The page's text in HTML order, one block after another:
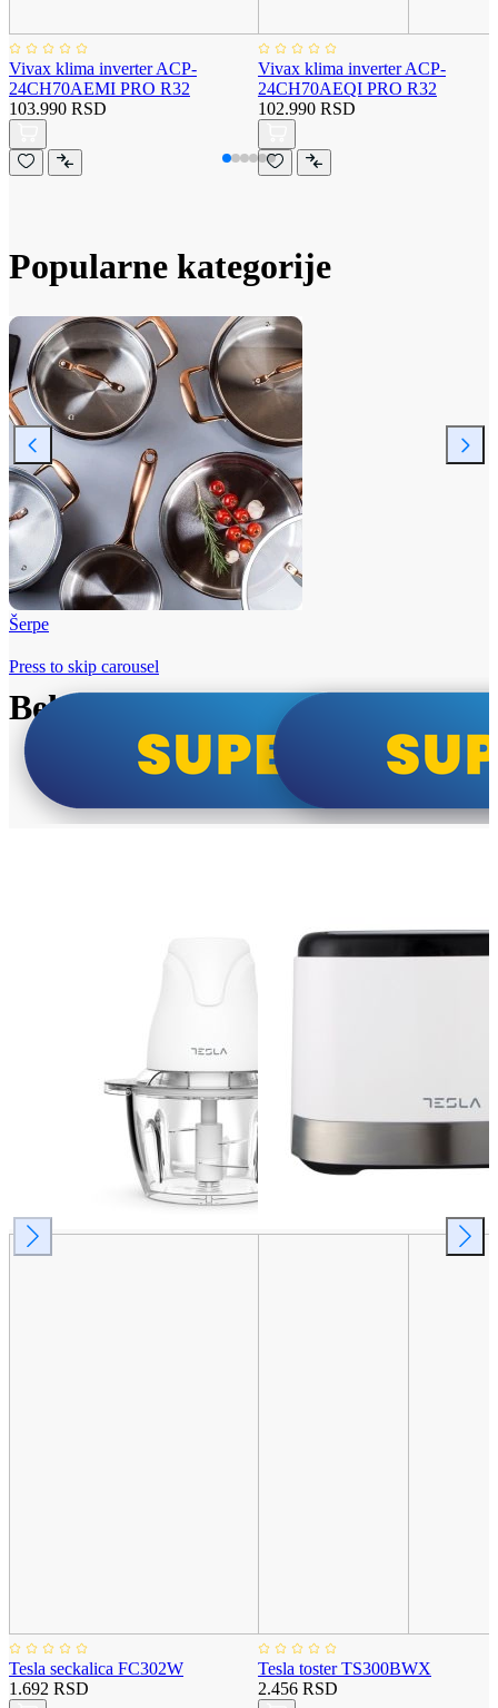
Vivax klima inverter ACP-
24CH70AEMI PRO R32
103.990 RSD
Vivax klima inverter ACP-
24CH70AEQI PRO R32
102.990 RSD
Popularne kategorije
Šerpe
Beko i Tesla super cene
Press to skip carousel
Tesla seckalica FC302W
1.692 RSD
Tesla toster TS300BWX
2.456 RSD